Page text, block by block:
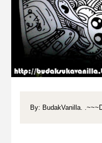
By: BudakVanilla.